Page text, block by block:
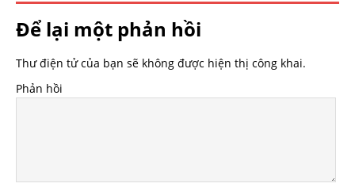
Để lại một phản hồi
Thư điện tử của bạn sẽ không được hiện thị công khai.
Phản hồi